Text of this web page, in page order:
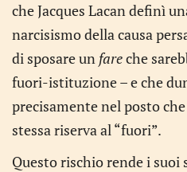
che Jacques Lacan definì
narcisismo della causa
di sposare un fareche
fuori-istituzione – e che
precisamente nel posto
stessa riserva al “fuori”.
Questo rischio rende i